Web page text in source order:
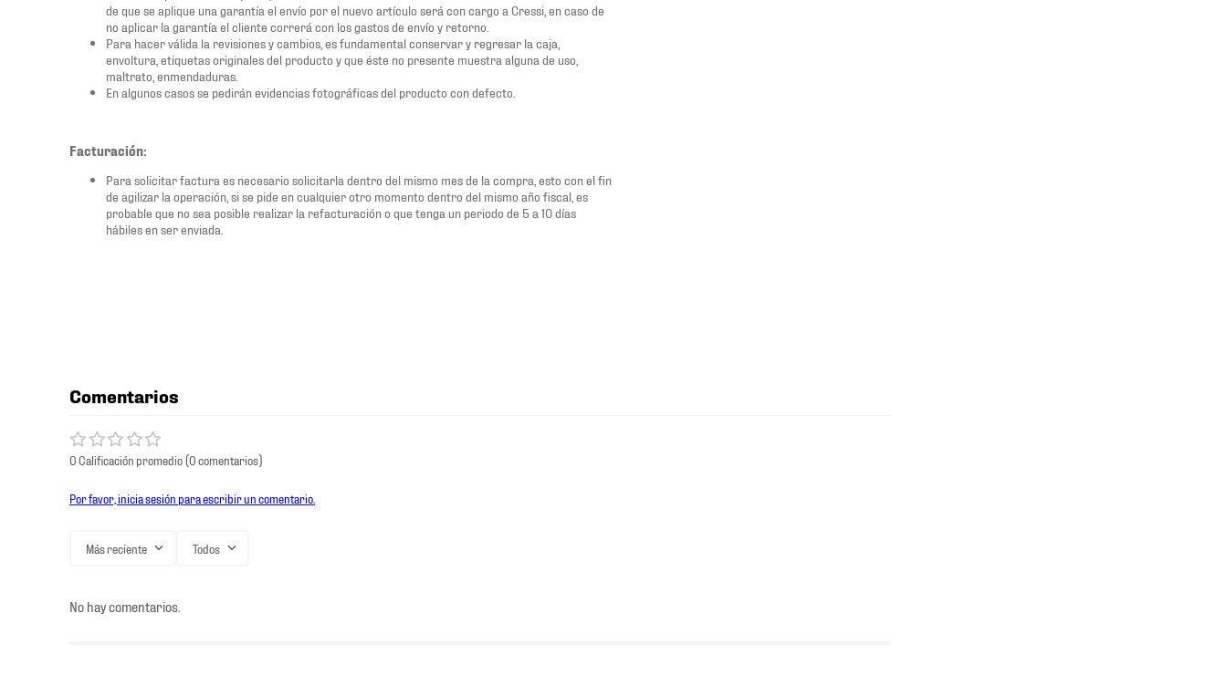
de que se aplique una garantía el envío por el nuevo artículo será con cargo a Cressi, en caso de
no aplicar la garantía el cliente correrá con los gastos de envío y retorno.
Para hacer válida la revisiones y cambios, es fundamental conservar y regresar la caja,
envoltura, etiquetas originales del producto y que éste no presente muestra alguna de uso,
maltrato, enmendaduras.
En algunos casos se pedirán evidencias fotográficas del producto con defecto.
Facturación:
Para solicitar factura es necesario solicitarla dentro del mismo mes de la compra, esto con el fin
de agilizar la operación, si se pide en cualquier otro momento dentro del mismo año fiscal, es
probable que no sea posible realizar la refacturación o que tenga un periodo de 5 a 10 días
hábiles en ser enviada.
Comentarios
0 Calificación promedio(0 comentarios)
Por favor, inicia sesión para escribir un comentario.
Más reciente Todos
No hay comentarios.